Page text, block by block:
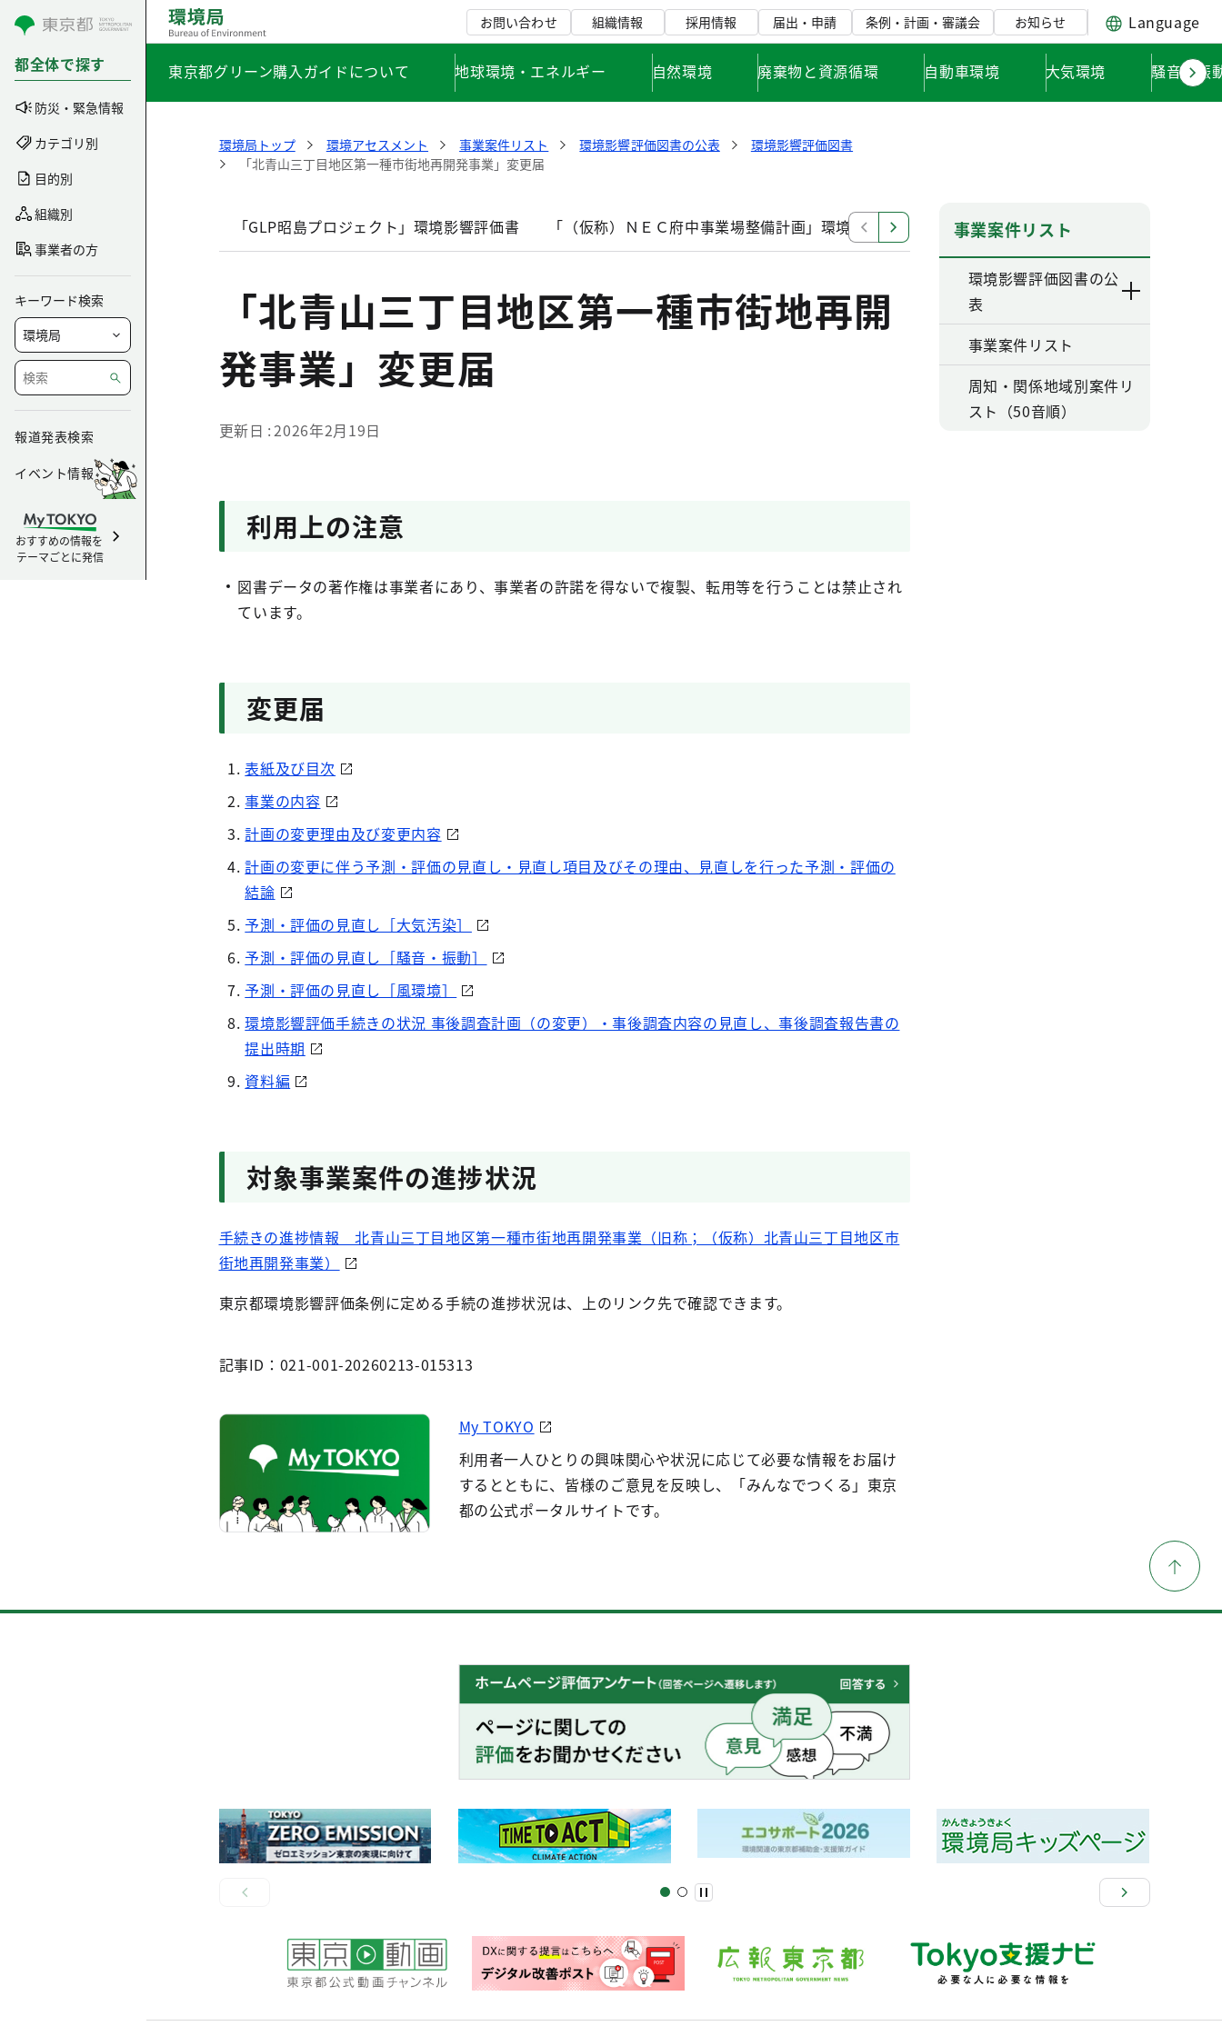
コンテンツにスキップ
都全体で探す
防災・緊急情報
カテゴリ別
目的別
組織別
事業者の方
キーワード検索
報道発表検索
イベント情報
おすすめの情報を
テーマごとに発信
お問い合わせ 組織情報 採用情報 届出・申請 条例・計画・審議会 お知らせ Language
東京都グリーン購入ガイドについて 地球環境・エネルギー 自然環境 廃棄物と資源循環 自動車環境 大気環境 騒音・振
環境局トップ 環境アセスメント 事業案件リスト 環境影響評価図書の公表
環境影響評価図書
「北青山三丁目地区第一種市街地再開発事業」変更届
「GLP昭島プロジェクト」環境影響評価書 「（仮称）ＮＥＣ府中事業場整備計画」環境影響評価調査計画書 「東日本旅客鉄道南武線（谷
「北青山三丁目地区第一種市街地再開
発事業」変更届
更新日 2026年2月19日
利用上の注意
図書データの著作権は事業者にあり、事業者の許諾を得ないで複製、転用等を行うことは禁止され
ています。
変更届
表紙及び目次
事業の内容
計画の変更理由及び変更内容
計画の変更に伴う予測・評価の見直し・見直し項目及びその理由、見直しを行った予測・評価の
結論
予測・評価の見直し［大気汚染］
予測・評価の見直し［騒音・振動］
予測・評価の見直し［風環境］
環境影響評価手続きの状況 事後調査計画（の変更）・事後調査内容の見直し、事後調査報告書の
提出時期
資料編
対象事業案件の進捗状況
手続きの進捗情報 北青山三丁目地区第一種市街地再開発事業（旧称；（仮称）北青山三丁目地区市
街地再開発事業）
東京都環境影響評価条例に定める手続の進捗状況は、上のリンク先で確認できます。
記事ID：021-001-20260213-015313
My TOKYO
利用者一人ひとりの興味関心や状況に応じて必要な情報をお届け
するとともに、皆様のご意見を反映し、「みんなでつくる」東京
都の公式ポータルサイトです。
事業案件リスト
環境影響評価図書の公
表
事業案件リスト
周知・関係地域別案件リ
スト（50音順）